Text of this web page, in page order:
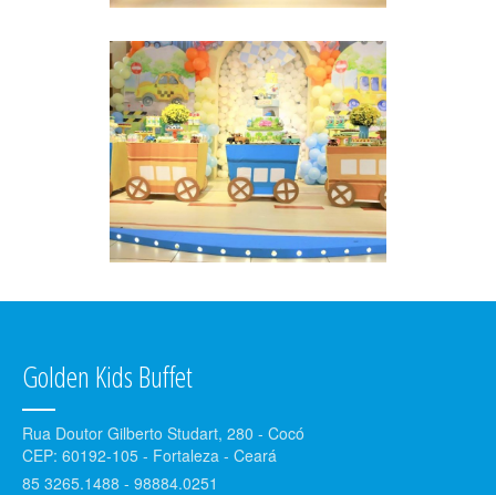
Golden Kids Buffet
Rua Doutor Gilberto Studart, 280 - Cocó
CEP: 60192-105 - Fortaleza - Ceará
85 3265.1488 - 98884.0251